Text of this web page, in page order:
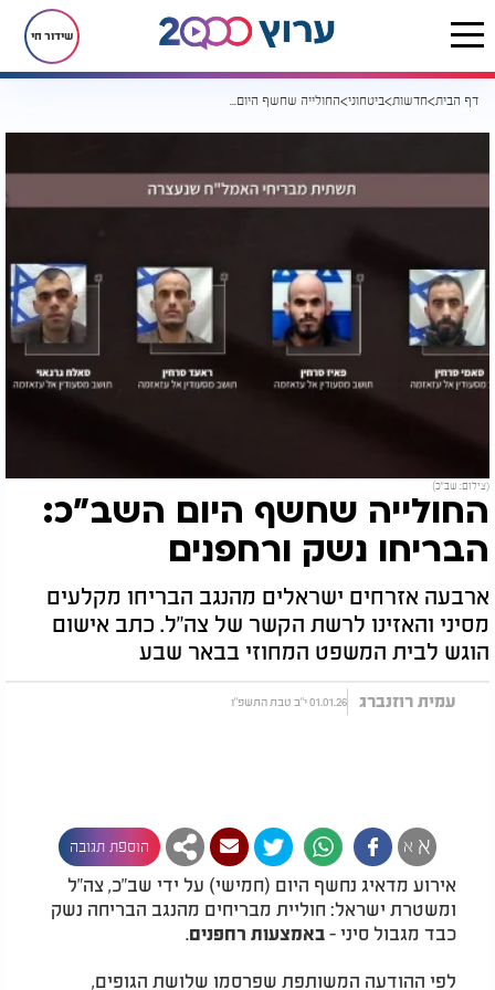
שידור חי
דף הבית חדשות ביטחוני החולייה שחשף היום השב"כ: הבריחו נשק ורחפנים
(צילום: שב"כ)
החולייה שחשף היום השב"כ:
הבריחו נשק ורחפנים
ארבעה אזרחים ישראלים מהנגב הבריחו מקלעים
מסיני והאזינו לרשת הקשר של צה"ל. כתב אישום
הוגש לבית המשפט המחוזי בבאר שבע
עמית רוזנברג 01.01.26 י"ב טבת התשפ"ו
א א הוספת תגובה
אירוע מדאיג נחשף היום (חמישי) על ידי שב"כ, צה"ל
ומשטרת ישראל: חוליית מבריחים מהנגב הבריחה נשק
כבד מגבול סיני -באמצעות רחפנים.
לפי ההודעה המשותפת שפרסמו שלושת הגופים,